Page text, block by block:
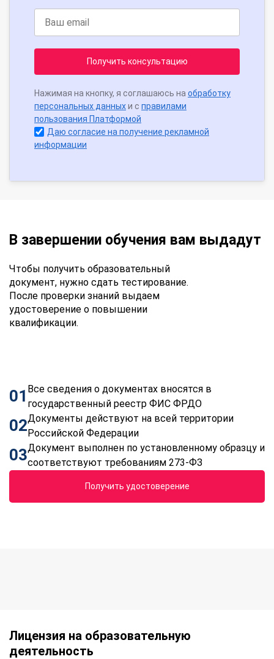
Получить консультацию
Нажимая на кнопку, я соглашаюсь на обработку
персональных данныхи с правилами
пользования Платформой
Даю согласие на получение рекламной
информации
В завершении обучения вам выдадут
Чтобы получить образовательный
документ, нужно сдать тестирование.
После проверки знаний выдаем
удостоверение о повышении
квалификации.
01 Все сведения о документах вносятся в
государственный реестр ФИС ФРДО
02Документы действуют на всей территории
Российской Федерации
03Документ выполнен по установленному образцу и
соответствуют требованиям 273-ФЗ
Получить удостоверение
Лицензия на образовательную
деятельность